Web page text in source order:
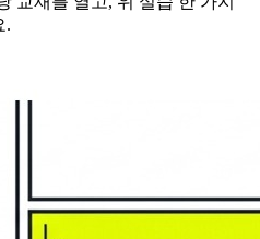
.